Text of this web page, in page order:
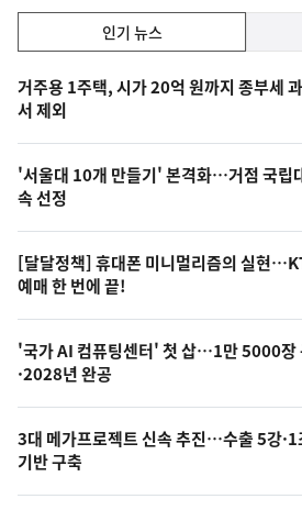
기,
최
신,
오
늘
의
영
상
오
의
사
진
인기 뉴스
인
기
뉴
스
거주용 1주택, 시가 20억 원까지 종부세
서 제외
'서울대 10개 만들기' 본격화…거점 국립
속 선정
[달달정책] 휴대폰 미니멀리즘의 실현
예매 한 번에 끝!
'국가 AI 컴퓨팅센터' 첫 삽…1만 5000장
·2028년 완공
3대 메가프로젝트 신속 추진…수출 5강·1
기반 구축